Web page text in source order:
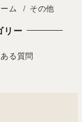
ム その他
リー
る質問